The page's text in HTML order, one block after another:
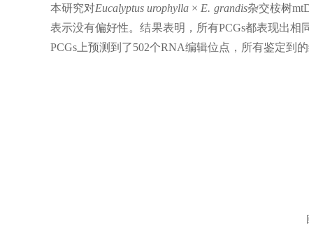
本研究对Eucalyptus urophylla × E. grandis杂交桉树
表示没有偏好性。结果表明，所有PCGs都表现出
PCGs上预测到了502个RNA编辑位点，所有鉴定到